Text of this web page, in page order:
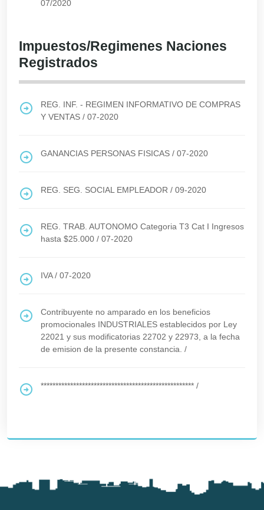
07/2020
Impuestos/Regimenes Naciones
Registrados
REG. INF. - REGIMEN INFORMATIVO DE COMPRAS
Y VENTAS / 07-2020
GANANCIAS PERSONAS FISICAS / 07-2020
REG. SEG. SOCIAL EMPLEADOR / 09-2020
REG. TRAB. AUTONOMO Categoria T3 Cat I Ingresos
hasta $25.000 / 07-2020
IVA/ 07-2020
Contribuyente no amparado en los beneficios
promocionales INDUSTRIALES establecidos por Ley
22021 y sus modificatorias 22702 y 22973, a la fecha
de emision de la presente constancia. /
**************************************************** /